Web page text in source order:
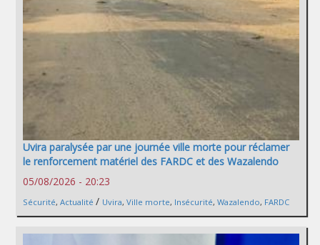
Uvira paralysée par une journée ville morte pour réclamer
le renforcement matériel des FARDC et des Wazalendo
05/08/2026 - 20:23
Sécurité, Actualité / Uvira, Ville morte, Insécurité, Wazalendo, FARDC